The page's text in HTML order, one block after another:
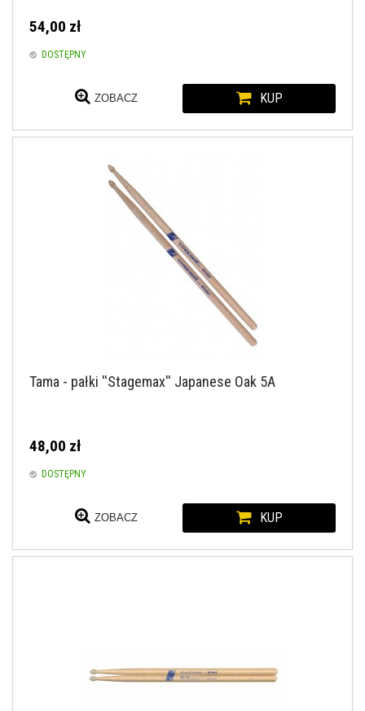
54,00 zł
DOSTĘPNY
ZOBACZ KUP
Tama - pałki ''Stagemax'' Japanese Oak 5A
48,00 zł
DOSTĘPNY
ZOBACZ KUP